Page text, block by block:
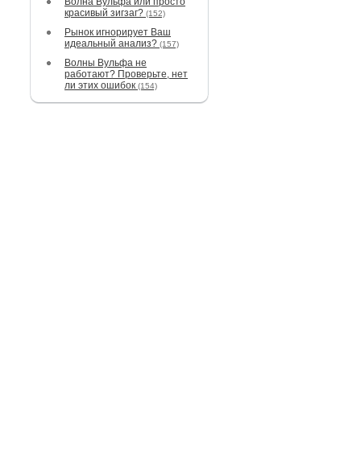
красивый зигзаг? (152)
Рынок игнорирует Ваш
идеальный анализ? (157)
Волны Вульфа не
работают? Проверьте, нет
ли этих ошибок (154)